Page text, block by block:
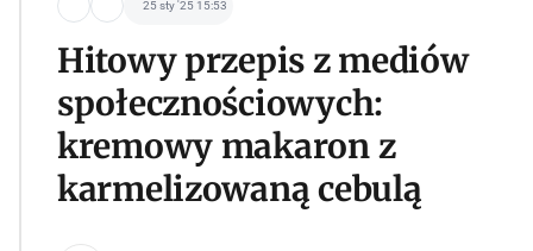
25 sty '25 15:53
Hitowy przepis z mediów
społecznościowych:
kremowy makaron z
karmelizowaną cebulą